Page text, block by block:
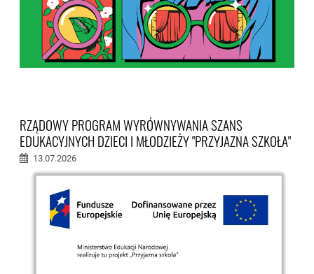
RZĄDOWY PROGRAM WYRÓWNYWANIA SZANS
EDUKACYJNYCH DZIECI I MŁODZIEŻY "PRZYJAZNA SZKOŁA"
13.07.2026